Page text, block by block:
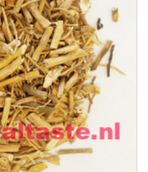
Stauntonii